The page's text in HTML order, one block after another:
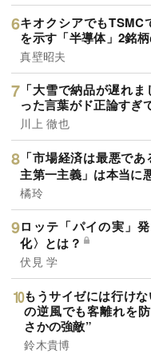
キオクシアでも
を示す「半導体」2銘
真壁昭夫
「大雪で納品が遅れ
った言葉がド正論すぎ
川上 徹也
「市場経済は最悪で
主第一主義」は本当に
橘玲
ロッテ「パイの実」
化〉とは？
伏見 学
もうサイゼには行け
の逆風でも客離れを
さかの強敵”
鈴木貴博